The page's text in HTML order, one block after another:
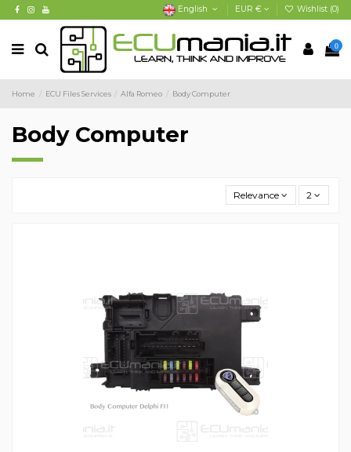
English EUR € Wishlist (0)
0
Home ECU Files Services Alfa Romeo Body Computer
Body Computer
Relevance 2